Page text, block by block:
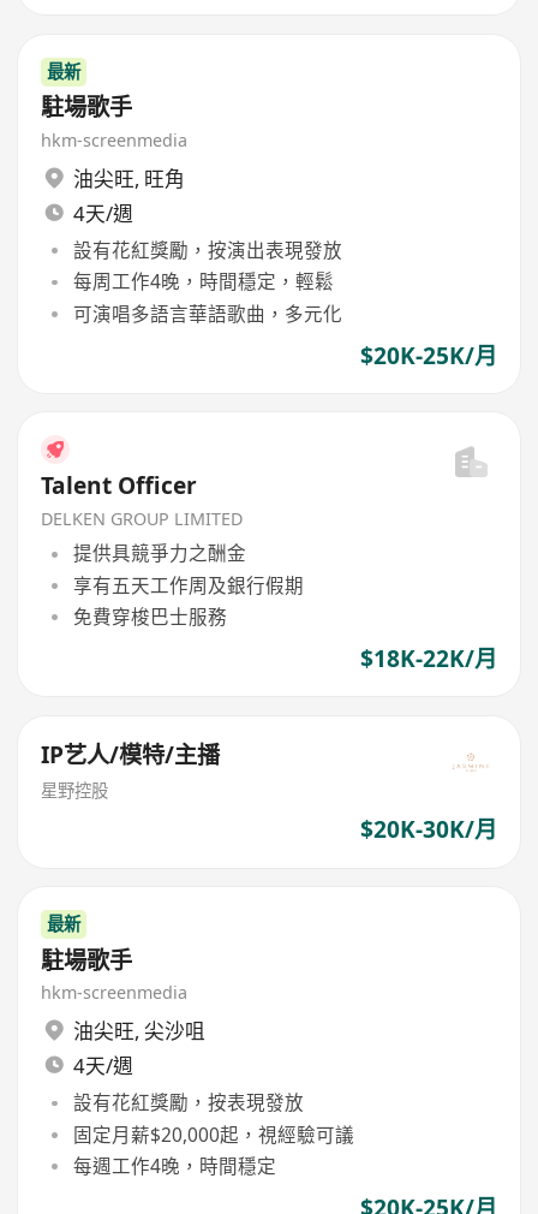
最新
駐場歌手
hkm-screenmedia
油尖旺, 旺角
4天/週
設有花紅獎勵，按演出表現發放
每周工作4晚，時間穩定，輕鬆
可演唱多語言華語歌曲，多元化
$20K-25K/月
Talent Officer
DELKEN GROUP LIMITED
提供具競爭力之酬金
享有五天工作周及銀行假期
免費穿梭巴士服務
$18K-22K/月
IP艺人/模特/主播
星野控股
$20K-30K/月
最新
駐場歌手
hkm-screenmedia
油尖旺, 尖沙咀
4天/週
設有花紅獎勵，按表現發放
固定月薪$20,000起，視經驗可議
每週工作4晚，時間穩定